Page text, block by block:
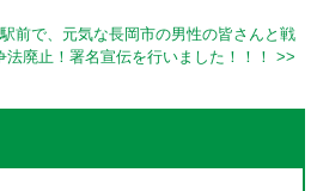
前で、元気な長岡市の男性の皆さんと戦
法廃止！署名宣伝を行いました！！！ >>